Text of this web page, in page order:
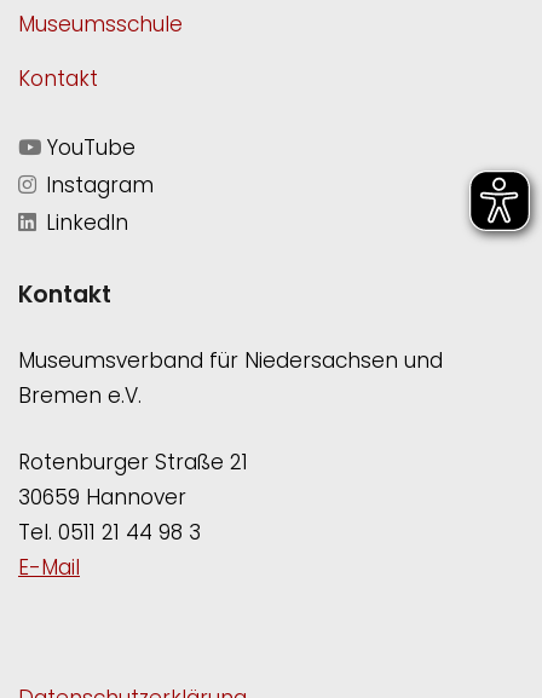
Museumsschule
Kontakt
YouTube
Instagram
LinkedIn
Kontakt
Museumsverband für Niedersachsen und
Bremen e.V.
Rotenburger Straße 21
30659 Hannover
Tel. 0511 21 44 98 3
E-Mail